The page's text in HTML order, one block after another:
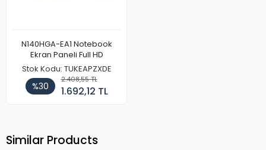
N140HGA-EA1 Notebook
Ekran Paneli Full HD
Stok Kodu: TUKEAPZXDE
%30
2.408,55 TL
1.692,12 TL
Similar Products